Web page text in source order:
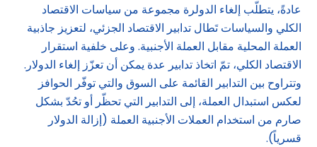
عادةً، يتطلّب إلغاء الدولرة مجموعة من سياسات الاقتصاد
الكلي والسياسات تَطال تدابير الاقتصاد الجزئي، لتعزيز جاذبية
العملة المحلية مقابل العملة الأجنبية. وعلى خلفية استقرار
الاقتصاد الكلي، تمّ اتخاذ تدابير عدة يمكن أن تعزّز إلغاء الدولار.
وتتراوح بين التدابير القائمة على السوق والتي توفّر الحوافز
لعكس استبدال العملة، إلى التدابير التي تحظّر أو تحُدّ بشكل
صارم من استخدام العملات الأجنبية العملة (إزالة الدولار
قسرياً).